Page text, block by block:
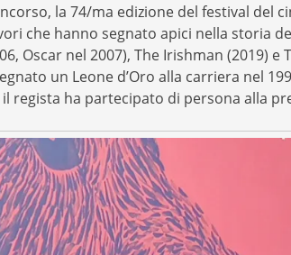
la 74/ma edizione del festival del
che hanno segnato apici nella storia
Oscar nel 2007), The Irishman (2019)
un Leone d’Oro alla carriera nel
regista ha partecipato di persona alla